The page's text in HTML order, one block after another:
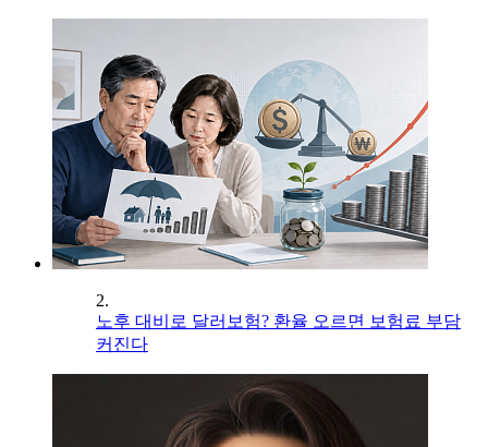
2.
노후 대비로 달러보험? 환율 오르면 보험료 부담
커진다